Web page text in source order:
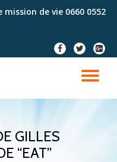
de vie 0660 0552
fa-
facebook
fa-
twitter
fa-
plus-
GILLES
“EAT”